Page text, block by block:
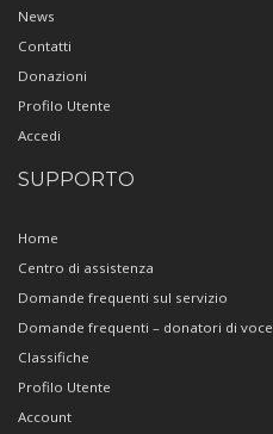
News
Contatti
Donazioni
Profilo Utente
Accedi
SUPPORTO
Home
Centro di assistenza
Domande frequenti sul servizio
Domande frequenti – donatori di voce
Classifiche
Profilo Utente
Account